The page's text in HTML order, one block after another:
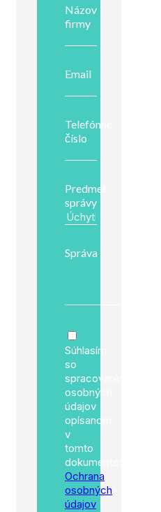
Názov
firmy
Email
Telefónne
číslo
Predmet
správy
Správa
Súhlasím
so
spracovaním
osobných
údajov
opísanom
v
tomto
dokumente:
Ochrana
osobných
údajov